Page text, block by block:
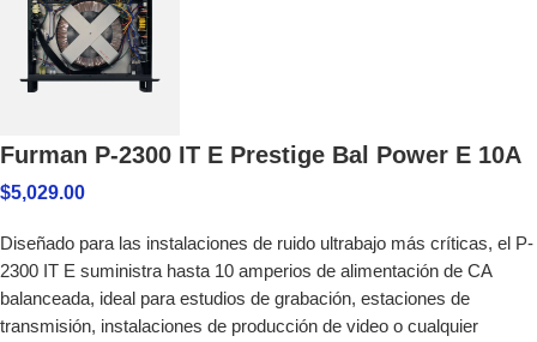
Furman P-2300 IT E Prestige Bal Power E 10A
$5,029.00
Diseñado para las instalaciones de ruido ultrabajo más críticas, el P-
2300 IT E suministra hasta 10 amperios de alimentación de CA
balanceada, ideal para estudios de grabación, estaciones de
transmisión, instalaciones de producción de video o cualquier